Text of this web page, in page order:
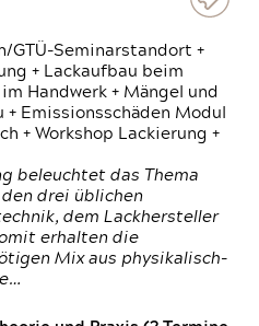
GTÜ-Seminarstandort +
+ Lackaufbau beim
Handwerk + Mängel und
+ Emissionsschäden Modul
+ Workshop Lackierung +
beleuchtet das Thema
den drei üblichen
dem Lackhersteller
erhalten die
Mix aus physikalisch-